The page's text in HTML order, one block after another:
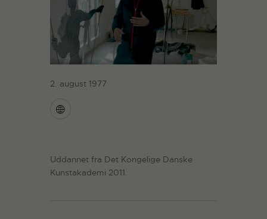
2. august 1977
Uddannet fra Det Kongelige Danske
Kunstakademi 2011.